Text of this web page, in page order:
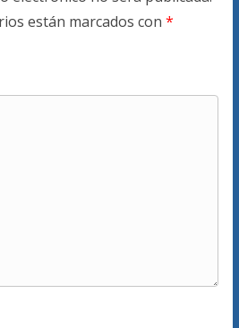
están marcados con *